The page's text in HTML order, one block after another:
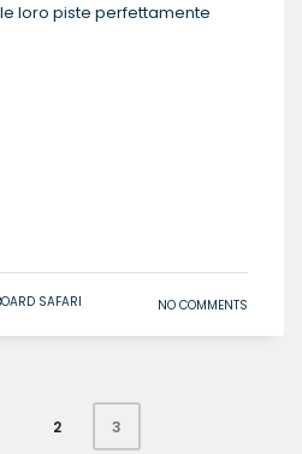
loro piste perfettamente
SAFARI NO COMMENTS
2 3